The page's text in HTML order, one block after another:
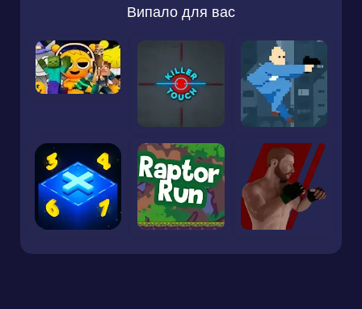
Випало для вас